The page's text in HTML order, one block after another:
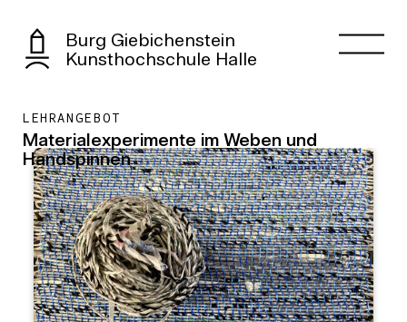
Burg Giebichenstein
Kunsthochschule Halle
LEHRANGEBOT
Materialexperimente im Weben und
Handspinnen